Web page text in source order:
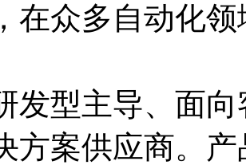
在众多自动化
发型主导、面
方案供应商。